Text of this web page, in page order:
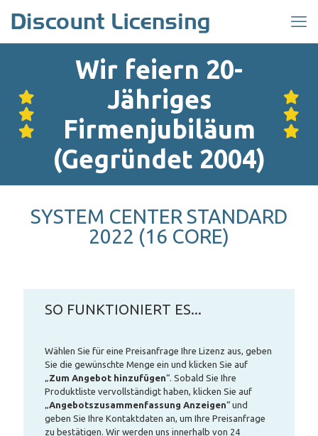
Wir feiern 20-
Jähriges
Firmenjubiläum
(Gegründet 2004)
SYSTEM CENTER STANDARD
2022 (16 CORE)
SO FUNKTIONIERT ES...
Wählen Sie für eine Preisanfrage Ihre Lizenz aus, geben
Sie die gewünschte Menge ein und klicken Sie auf
„Zum Angebot hinzufügen“. Sobald Sie Ihre
Produktliste vervollständigt haben, klicken Sie auf
„Angebotszusammenfassung Anzeigen“ und
geben Sie Ihre Kontaktdaten an, um Ihre Preisanfrage
zu bestätigen. Wir werden uns innerhalb von 24